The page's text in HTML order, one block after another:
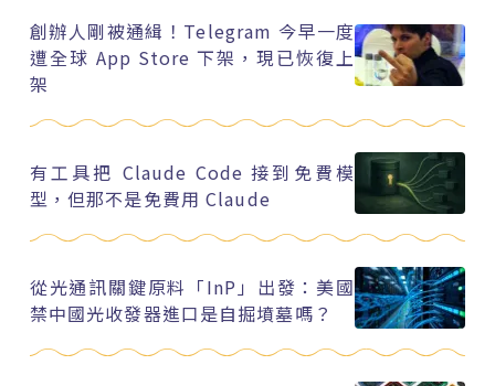
創辦人剛被通緝！Telegram 今早一度
遭全球 App Store 下架，現已恢復上
架
有工具把 Claude Code 接到免費模
型，但那不是免費用 Claude
從光通訊關鍵原料「InP」出發：美國
禁中國光收發器進口是自掘墳墓嗎？